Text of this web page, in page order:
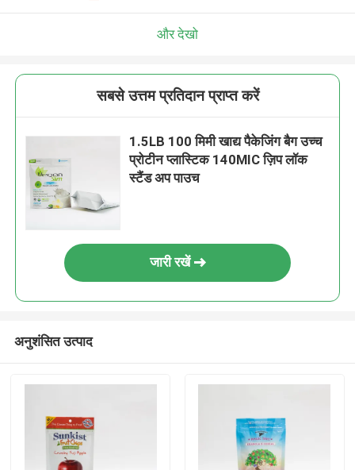
और देखो
सबसे उत्तम प्रतिदान प्राप्त करें
1.5LB 100 मिमी खाद्य पैकेजिंग बैग उच्च
प्रोटीन प्लास्टिक 140MIC ज़िप लॉक
स्टैंड अप पाउच
जारी रखें
अनुशंसित उत्पाद